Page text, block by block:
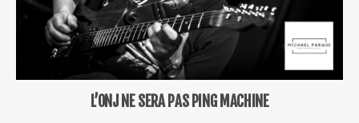
L’ONJ NE SERA PAS PING MACHINE